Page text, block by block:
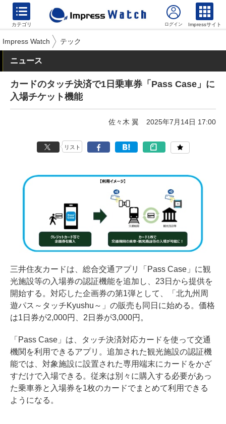
カテゴリ Impressサイト
Impress Watch テック
ニュース
カードのタッチ決済で1日乗車券「Pass Case」に
入場チケット機能
佐々木 翼 2025年7月14日 17:00
リスト
三井住友カードは、総合交通アプリ「Pass Case」に観
光施設等の入場券の認証機能を追加し、23日から提供を
開始する。対応した企画券の第1弾として、「北九州周
遊パス～タッチKyushu～」の販売も同日に始める。価格
は1日券が2,000円、2日券が3,000円。
「Pass Case」は、タッチ決済対応カードを使って交通
機関を利用できるアプリ。追加された観光施設の認証機
能では、対象施設に設置された専用端末にカードをかざ
すだけで入場できる。従来は別々に購入する必要があっ
た乗車券と入場券を1枚のカードでまとめて利用できる
ようになる。